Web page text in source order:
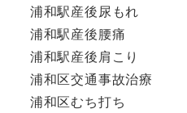
浦和駅産後尿もれ
浦和駅産後腰痛
浦和駅産後肩こり
浦和区交通事故治療
浦和区むち打ち